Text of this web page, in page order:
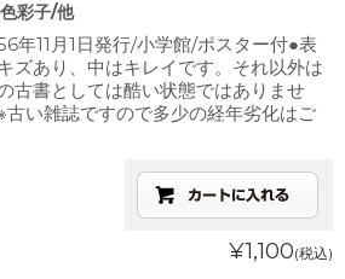
彩子/他
年11月1日発行/小学館/ポスター付●表
ズあり、中はキレイです。それ以外は
古書としては酷い状態ではありませ
古い雑誌ですので多少の経年劣化はご
¥1,100(税込)